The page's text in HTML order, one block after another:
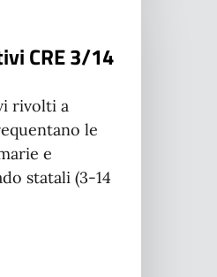
CRE 3/14
rivolti a
le
e
statali (3-14